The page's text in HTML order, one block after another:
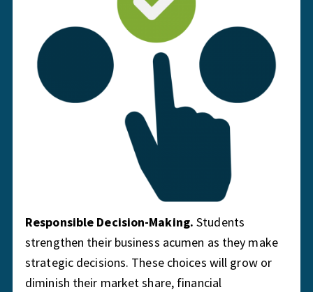
Responsible Decision-Making. Students
strengthen their business acumen as they make
strategic decisions. These choices will grow or
diminish their market share, financial